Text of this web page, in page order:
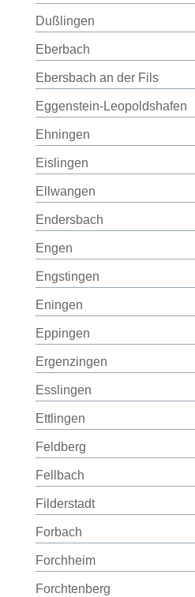
Dußlingen
Eberbach
Ebersbach an der Fils
Eggenstein-Leopoldshafen
Ehningen
Eislingen
Ellwangen
Endersbach
Engen
Engstingen
Eningen
Eppingen
Ergenzingen
Esslingen
Ettlingen
Feldberg
Fellbach
Filderstadt
Forbach
Forchheim
Forchtenberg